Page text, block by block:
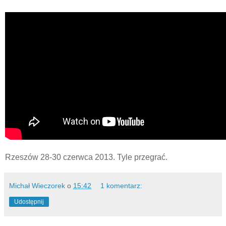
Rzeszów 28-30 czerwca 2013. Tyle przegrać.
Michał Wieczorek o 15:42 1 komentarz:
Udostępnij